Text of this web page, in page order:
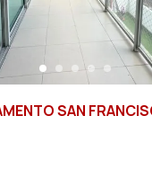
SAN